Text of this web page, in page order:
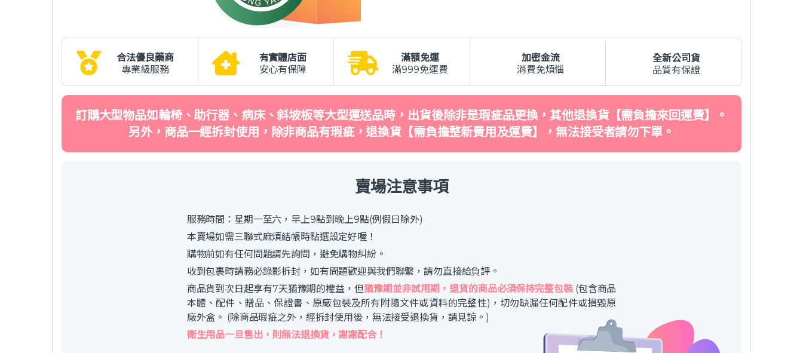
合法優良藥商
專業級服務
有實體店面
安心有保障
滿額免運
滿999免運費
加密金流
消費免煩惱
全新公司貨
品質有保證
訂購大型物品如輪椅、助行器、病床、斜坡板等大型運送品時，出貨後除非是瑕疵品更換，其他退換貨【需負擔來回運費】。
另外，商品一經拆封使用，除非商品有瑕疵，退換貨【需負擔整新費用及運費】，無法接受者請勿下單。
賣場注意事項
服務時間：星期一至六，早上9點到晚上9點(例假日除外)
本賣場如需三聯式麻煩結帳時點選設定好喔！
購物前如有任何問題請先詢問，避免購物糾紛。
收到包裹時請務必錄影拆封，如有問題歡迎與我們聯繫，請勿直接給負評。
商品貨到次日起享有7天猶豫期的權益，但猶豫期並非試用期，退貨的商品必須保持完整包裝(包含商品
本體、配件、贈品、保證書、原廠包裝及所有附隨文件或資料的完整性)，切勿缺漏任何配件或損毀原
廠外盒。 (除商品瑕疵之外，經拆封使用後，無法接受退換貨，請見諒。)
衛生用品一旦售出，則無法退換貨，謝謝配合！